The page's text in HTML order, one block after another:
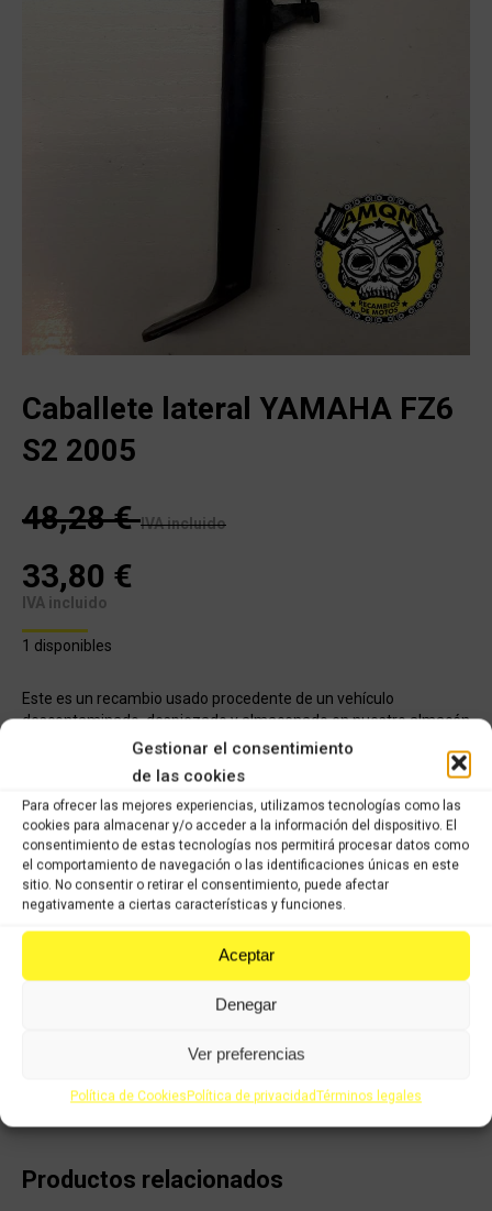
Gestionar el consentimiento
de las cookies
Para ofrecer las mejores experiencias, utilizamos tecnologías como las
cookies para almacenar y/o acceder a la información del dispositivo. El
consentimiento de estas tecnologías nos permitirá procesar datos como
el comportamiento de navegación o las identificaciones únicas en este
sitio. No consentir o retirar el consentimiento, puede afectar
negativamente a ciertas características y funciones.
Aceptar
Denegar
Ver preferencias
Política de CookiesPolítica de privacidadTérminos legales
Caballete lateral YAMAHA FZ6
S2 2005
48,28€ IVA incluido
33,80 €
IVA incluido
1 disponibles
Este es un recambio usado procedente de un vehículo
descontaminado, despiezado y almacenado en nuestro almacén
listo para distribuir a nuestros clientes en la mayor brevedad
calidad, han sido verificados y seleccionados 1 a 1 por nuestros
operarios para servir un producto con garantía.
COMPRAR
Categorías:Recambios de ocasión Yamaha,YAMAHA FZ6 FAZER
X
on
Facebook
Share
on
Pinterest
Share
on
LinkedIn
Productos relacionados